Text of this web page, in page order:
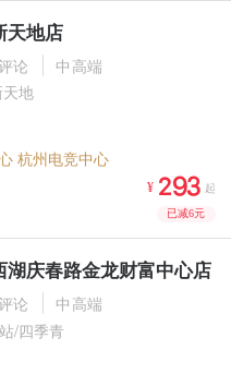
天地店
论
中高端
地
杭州电竞中心
¥  起
已减6元
湖庆春路金龙财富中心店
论
中高端
/四季青